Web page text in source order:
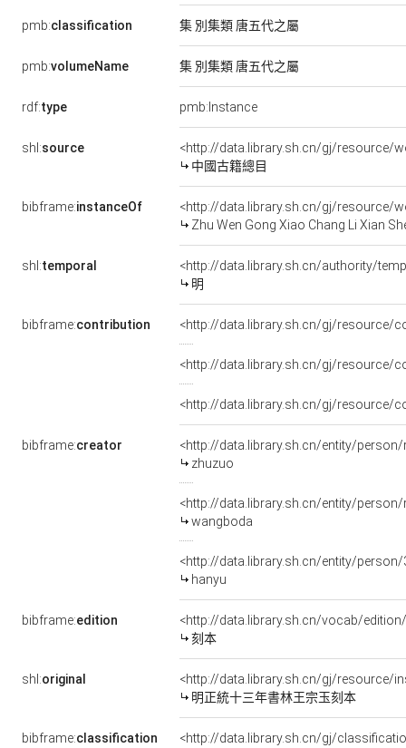
pmb:classification 集 別集類 唐五代之屬
pmb:volumeName 集 別集類 唐五代之屬
rdf:type pmb:Instance
shl:source
<http://data.library.sh.cn/gj/resource/
中國古籍總目
bibframe:instanceOf
<http://data.library.sh.cn/gj/resource/
Zhu Wen Gong Xiao Chang Li Xian
shl:temporal
<http://data.library.sh.cn/authority/
明
bibframe:contribution <http://data.library.sh.cn/gj/resource/
<http://data.library.sh.cn/gj/resource/
<http://data.library.sh.cn/gj/resource/
bibframe:creator
<http://data.library.sh.cn/entity/
zhuzuo
<http://data.library.sh.cn/entity/
wangboda
<http://data.library.sh.cn/entity/
hanyu
bibframe:edition
<http://data.library.sh.cn/vocab/
刻本
shl:original
<http://data.library.sh.cn/gj/resource/
明正統十三年書林王宗玉刻本
bibframe:classification
<http://data.library.sh.cn/gj/